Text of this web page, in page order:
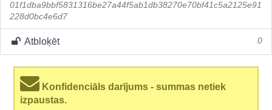
01f1dba9bbf5831316be27a44f5ab1db38270e70bf41c5a2125e91
228d0bc4e6d7
Atbloķēt 0
Konfidenciāls darījums - summas netiek
izpaustas.